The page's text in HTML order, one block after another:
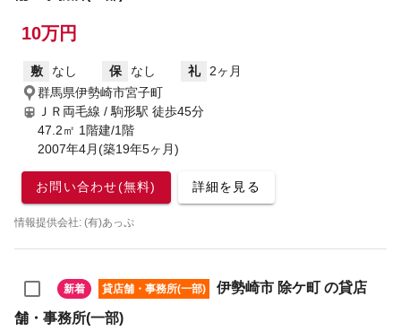
10万円
敷 なし 保 なし 礼
2ヶ月
群馬県伊勢崎市宮子町
ＪＲ両毛線 / 駒形駅 徒歩45分
47.2㎡ 1階建/1階
2007年4月(築19年5ヶ月)
お問い合わせ(無料) 詳細を見る
情報提供会社: (有)あっぷ
新着 貸店舗・事務所(一部)
伊勢崎市 除ケ町 の貸店
舗・事務所(一部)